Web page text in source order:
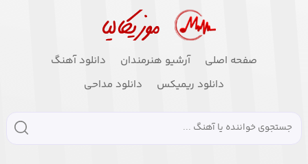
صفحه اصلی آرشیو هنرمندان
دانلود آهنگ
دانلود ریمیکس
دانلود مداحی